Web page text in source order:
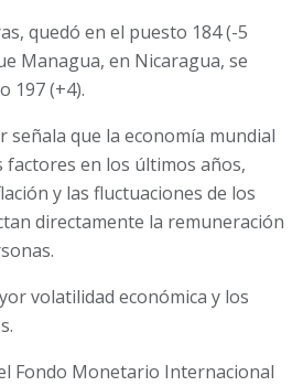
quedó en el puesto 184 (-5
Managua, en Nicaragua, se
197 (+4).
señala que la economía mundial
en los últimos años,
y las fluctuaciones de los
directamente la remuneración
volatilidad económica y los
Fondo Monetario Internacional